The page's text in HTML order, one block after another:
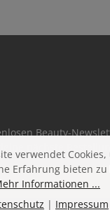
Beauty-
nächste
verwendet
Erfahrung bieten zu
Informationen ...
| Impressum